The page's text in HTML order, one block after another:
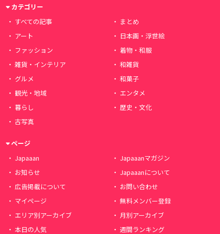
カテゴリー
すべての記事
まとめ
アート
日本画・浮世絵
ファッション
着物・和服
雑貨・インテリア
和雑貨
グルメ
和菓子
観光・地域
エンタメ
暮らし
歴史・文化
古写真
ページ
Japaaan
Japaaanマガジン
お知らせ
Japaaanについて
広告掲載について
お問い合わせ
マイページ
無料メンバー登録
エリア別アーカイブ
月別アーカイブ
本日の人気
週間ランキング